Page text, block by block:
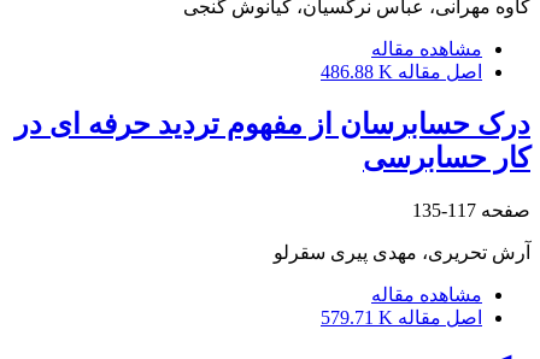
کاوه مهرانی، عباس نرگسیان، کیانوش گنجی
مشاهده مقاله
اصل مقاله 486.88 K
درک حسابرسان از مفهوم تردید حرفه ای در
کار حسابرسی
صفحه 117-135
آرش تحریری، مهدی پیری سقرلو
مشاهده مقاله
اصل مقاله 579.71 K